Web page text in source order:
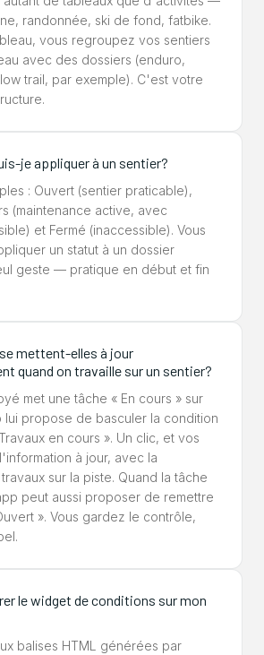
randonnée, ski de fond, fatbike.
vous regroupez vos sentiers
avec des dossiers (enduro,
trail, par exemple). C'est votre
je appliquer à un sentier?
: Ouvert (sentier praticable),
(maintenance active, avec
et Fermé (inaccessible). Vous
un statut à un dossier
geste — pratique en début et fin
mettent-elles à jour
quand on travaille sur un sentier?
met une tâche « En cours » sur
lui propose de basculer la condition
en cours ». Un clic, et vos
à jour, avec la
sur la piste. Quand la tâche
peut aussi proposer de remettre
». Vous gardez le contrôle,
le widget de conditions sur mon
balises HTML générées par